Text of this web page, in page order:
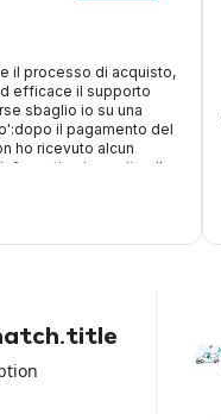
il processo di acquisto,
efficace il supporto
sbaglio io su una
il pagamento del
ho ricevuto alcun
in merito alle
franchigie trattenute